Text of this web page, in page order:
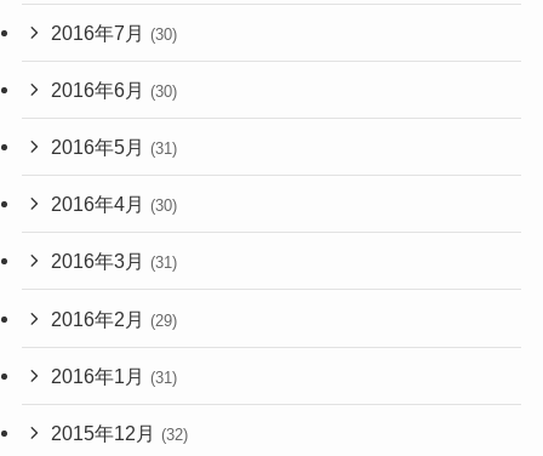
2016年7月 (30)
2016年6月 (30)
2016年5月 (31)
2016年4月 (30)
2016年3月 (31)
2016年2月 (29)
2016年1月 (31)
2015年12月 (32)